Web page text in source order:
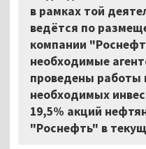
в рамках той
ведётся по
компании
необходимые
проведены
необходимых
19,5% акций
"Роснефть" в